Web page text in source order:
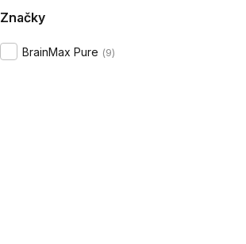
Značky
BrainMax Pure 9